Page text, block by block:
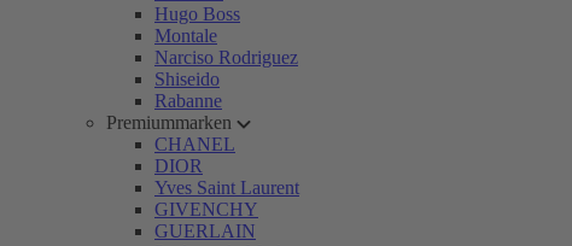
Hugo Boss
Montale
Narciso Rodriguez
Shiseido
Rabanne
Premiummarken
CHANEL
DIOR
Yves Saint Laurent
GIVENCHY
GUERLAIN